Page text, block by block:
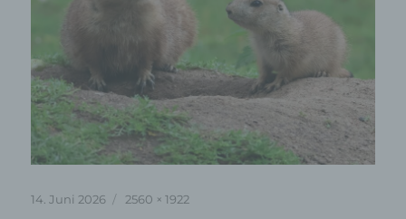
Veröffentlicht
14. Juni 2026 Originalgröße
2560 × 1922